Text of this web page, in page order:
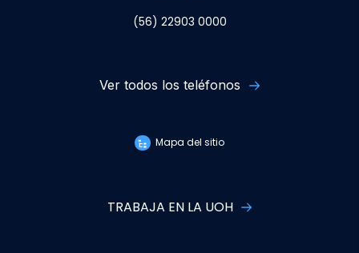
(56) 22903 0000
Ver todos los teléfonos
Mapa del sitio
TRABAJA EN LA UOH